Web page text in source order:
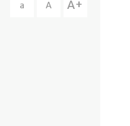
a A A+